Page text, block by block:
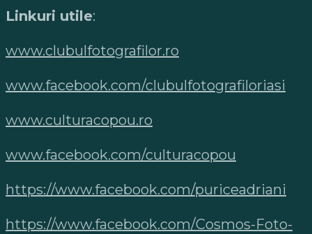
Linkuri utile:
www.clubulfotografilor.ro
www.facebook.com/clubulfotografiloriasi
www.culturacopou.ro
www.facebook.com/culturacopou
https://www.facebook.com/puriceadriani
https://www.facebook.com/Cosmos-Foto-